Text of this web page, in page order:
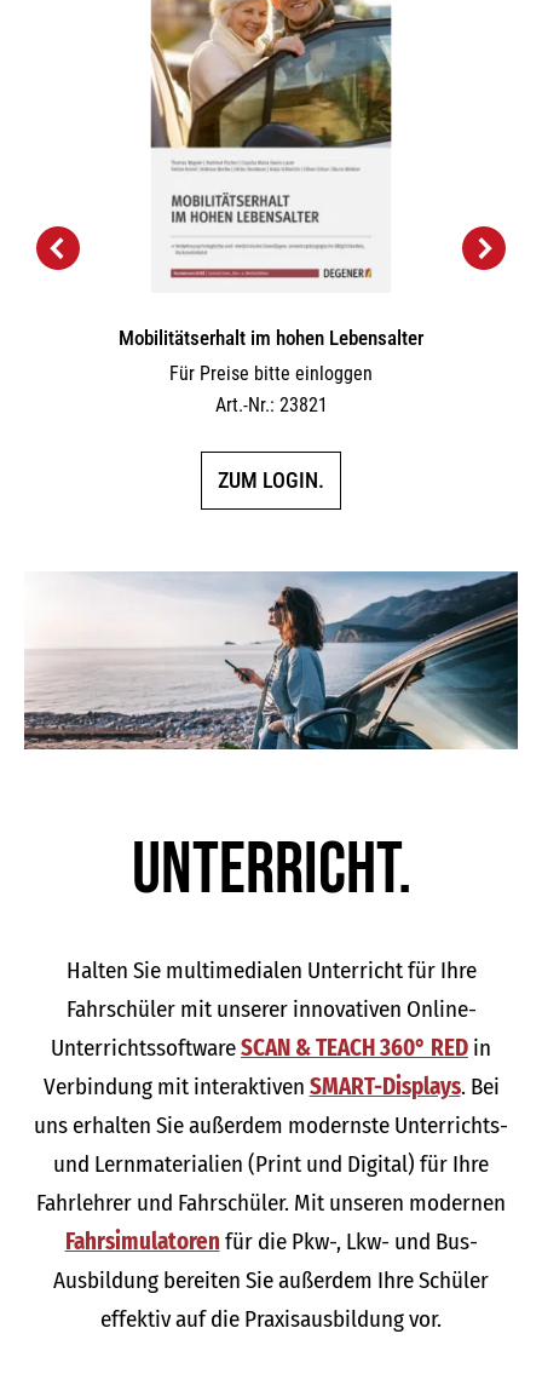
Mobilitätserhalt im hohen Lebensalter
Für Preise bitte einloggen
Art.-Nr.: 23821
ZUM LOGIN.
Unter­richt.
Halten Sie multimedialen Unterricht für Ihre
Fahrschüler mit unserer innovativen Online-
UnterrichtssoftwareSCAN & TEACH 360° RED in
Verbindung mit interaktiven SMART-Displays. Bei
uns erhalten Sie außerdem modernste Unterrichts-
und Lernmaterialien (Print und Digital) für Ihre
Fahrlehrer und Fahrschüler. Mit unseren modernen
Fahrsimulatoren für die Pkw-, Lkw- und Bus-
Ausbildung bereiten Sie außerdem Ihre Schüler
effektiv auf die Praxisausbildung vor.